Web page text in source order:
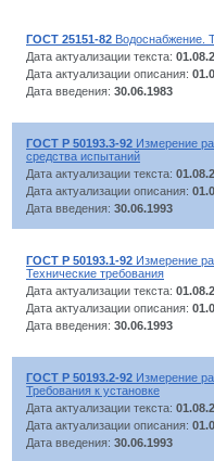
ГОСТ 25151-82 Водоснабжение.
Дата актуализации текста:
Дата актуализации описания:
Дата введения: 30.06.1983
ГОСТ Р 50193.3-92 Измерение
средства испытаний
Дата актуализации текста:
Дата актуализации описания:
Дата введения: 30.06.1993
ГОСТ Р 50193.1-92 Измерение
Технические требования
Дата актуализации текста:
Дата актуализации описания:
Дата введения: 30.06.1993
ГОСТ Р 50193.2-92 Измерение
Требования к установке
Дата актуализации текста:
Дата актуализации описания:
Дата введения: 30.06.1993